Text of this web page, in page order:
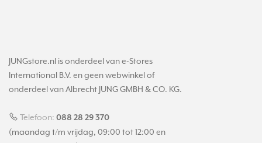
JUNGstore.nl is onderdeel van e-Stores
International B.V. en geen webwinkel of
onderdeel van Albrecht JUNG GMBH & CO. KG.
Telefoon: 088 28 29 370
(maandag t/m vrijdag, 09:00 tot 12:00 en